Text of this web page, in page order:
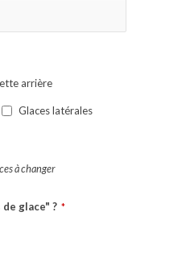
arrière
Glaces latérales
à changer
glace" ? *